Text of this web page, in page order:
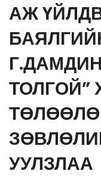
АЖ
ТОЛГОЙ”
УУЛЗЛАА